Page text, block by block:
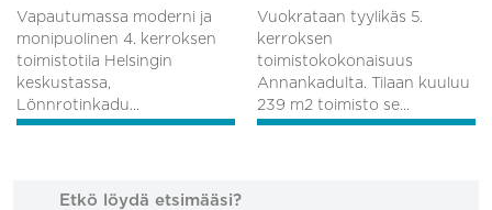
Vapautumassa moderni ja
monipuolinen 4. kerroksen
toimistotila Helsingin
keskustassa,
Lönnrotinkadu...
Vuokrataan tyylikäs 5.
kerroksen
toimistokokonaisuus
Annankadulta. Tilaan kuuluu
239 m2 toimisto se...
Etkö löydä etsimääsi?